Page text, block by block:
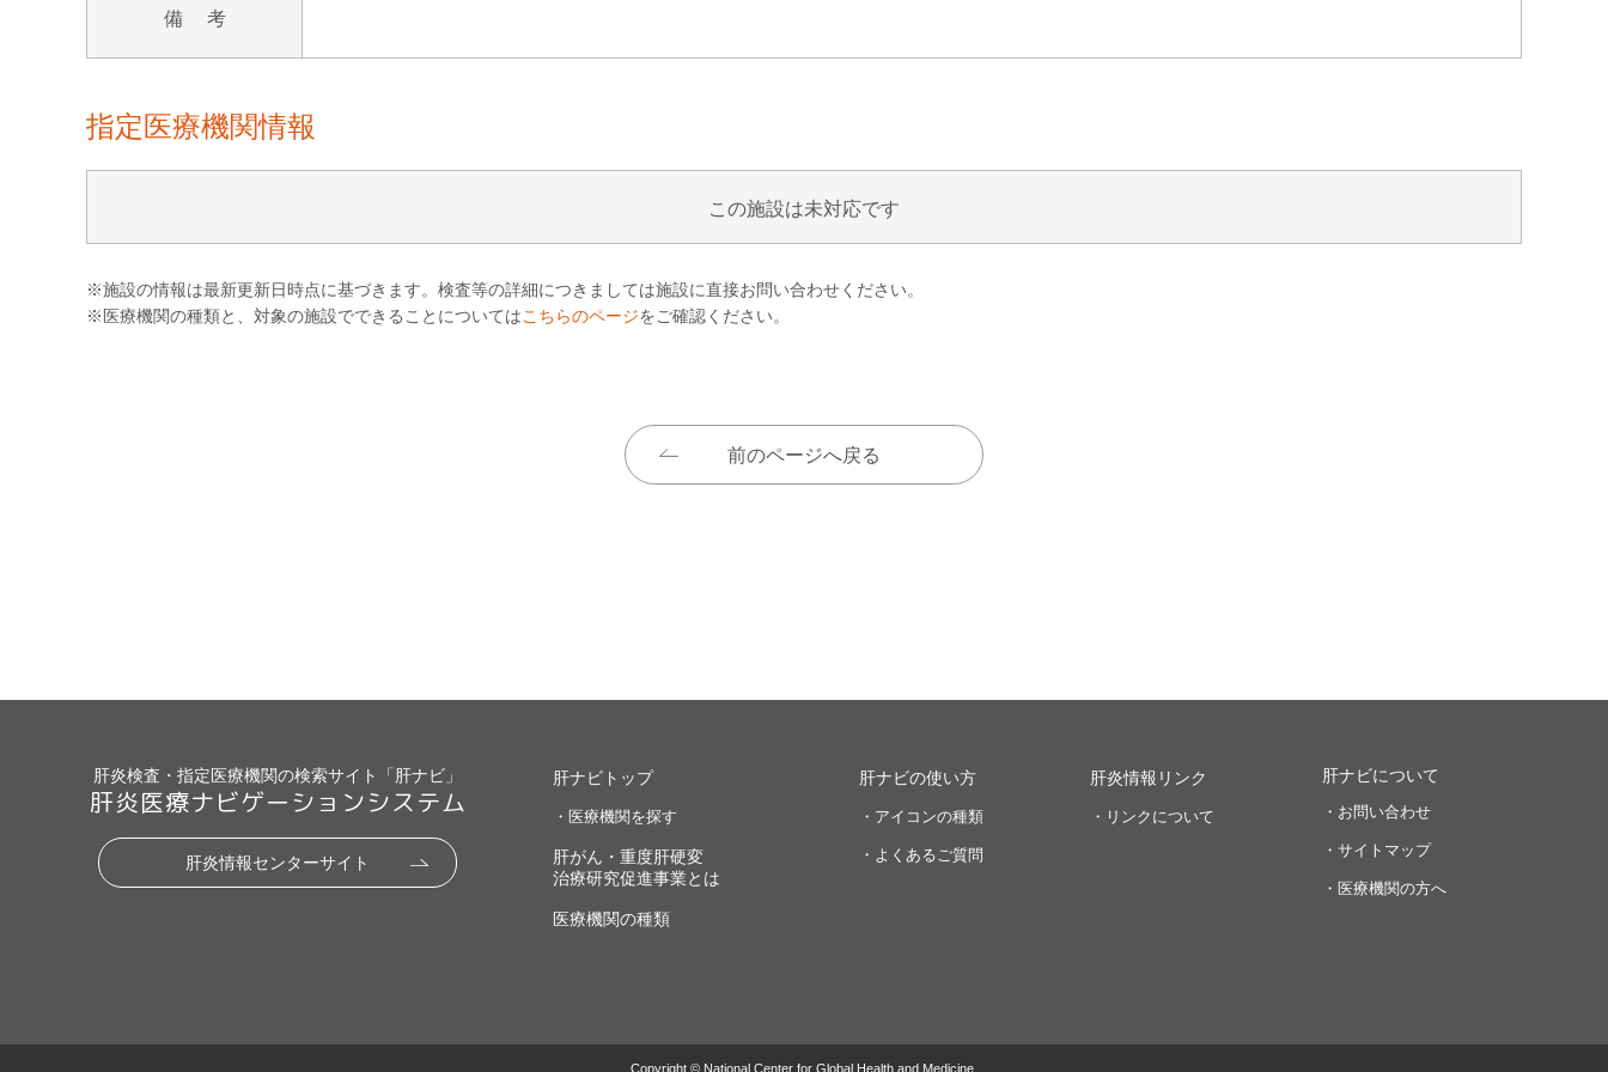
備 考
指定医療機関情報
この施設は未対応です
※施設の情報は最新更新日時点に基づきます。検査等の詳細につきましては施設に直接お問い合わせください。
※医療機関の種類と、対象の施設でできることについてはこちらのページをご確認ください。
前のページへ戻る
肝炎検査・指定医療機関の検索サイト「肝ナビ」
肝炎医療ナビゲーションシステム
肝炎情報センターサイト
肝ナビトップ
・医療機関を探す
肝がん・重度肝硬変
治療研究促進事業とは
医療機関の種類
肝ナビの使い方
・アイコンの種類
・よくあるご質問
肝炎情報リンク
・リンクについて
肝ナビについて
・お問い合わせ
・サイトマップ
・医療機関の方へ
Copyright © National Center for Global Health and Medicine.